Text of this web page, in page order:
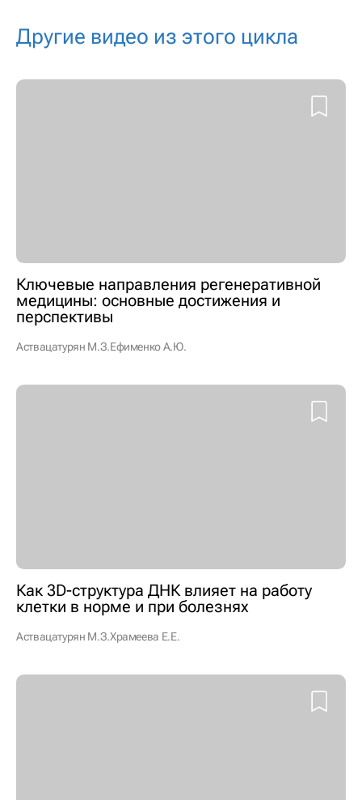
Другие видео из этого цикла
Ключевые направления регенеративной
медицины: основные достижения и
перспективы
Аствацатурян М.З.Ефименко А.Ю.
Как 3D-структура ДНК влияет на работу
клетки в норме и при болезнях
Аствацатурян М.З.Храмеева Е.Е.